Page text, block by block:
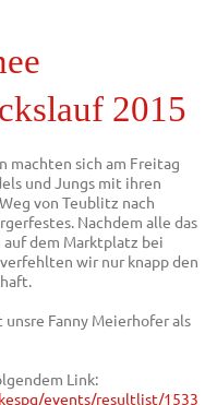
2015
machten sich am Freitag
und Jungs mit ihren
von Teublitz nach
Nachdem alle das
dem Marktplatz bei
wir nur knapp den
Fanny Meierhofer als
Link:
events/resultlist/1533